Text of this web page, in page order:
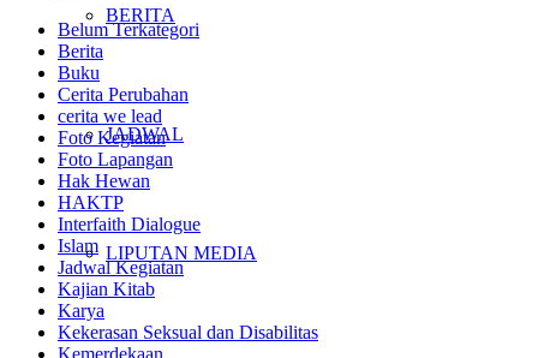
BERITA
JADWAL
LIPUTAN MEDIA
Belum Terkategori
Berita
Buku
Cerita Perubahan
cerita we lead
Foto Kegiatan
Foto Lapangan
Hak Hewan
HAKTP
Interfaith Dialogue
Islam
Jadwal Kegiatan
Kajian Kitab
Karya
Kekerasan Seksual dan Disabilitas